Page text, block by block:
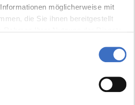
möglicherweise mit
die Sie ihnen bereitgestellt